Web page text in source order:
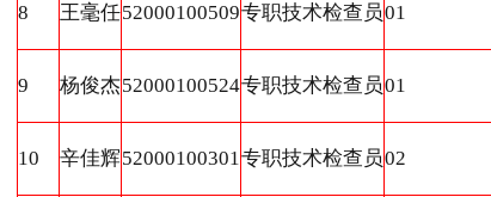
8 王毫任52000100509专职技术检查员01
9 杨俊杰52000100524专职技术检查员01
10 辛佳辉52000100301专职技术检查员02